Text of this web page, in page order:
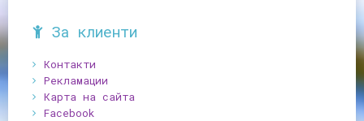
За клиенти
Контакти
Рекламации
Карта на сайта
Facebook